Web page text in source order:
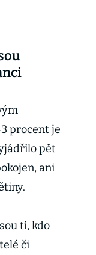
procent je
pět
ani
ti, kdo
či